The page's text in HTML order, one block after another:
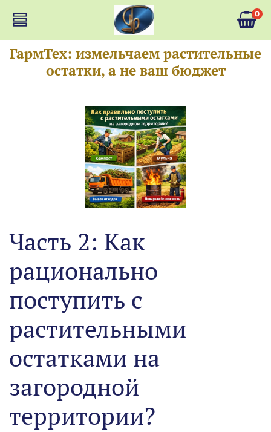
0
ГармТех: измельчаем растительные
остатки, а не ваш бюджет
Часть 2: Как
рационально
поступить с
растительными
остатками на
загородной
территории?